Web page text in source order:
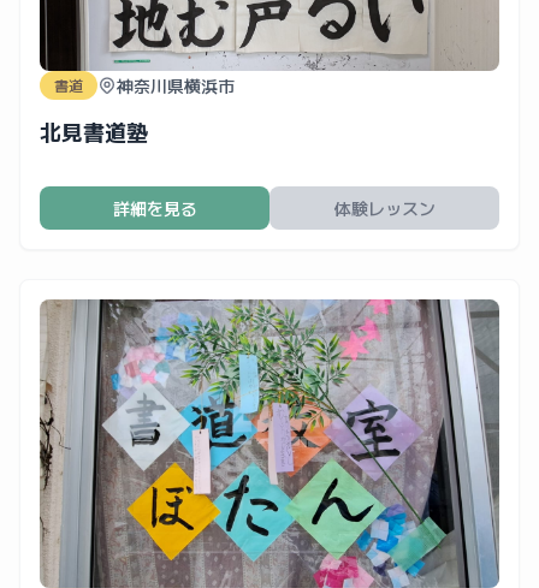
書道 神奈川県横浜市
北見書道塾
詳細を見る 体験レッスン